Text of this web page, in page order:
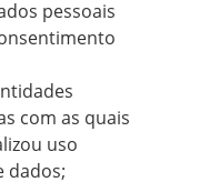
pessoais
com as quais
uso
dados;